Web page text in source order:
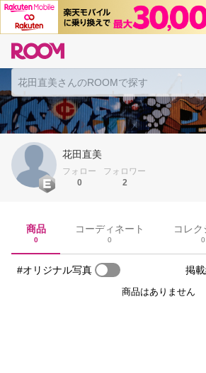
花田直美
フォロー
0
フォロワー
2
商品
0
コーディネート
0
コレク
0
#オリジナル写真 掲
商品はありません